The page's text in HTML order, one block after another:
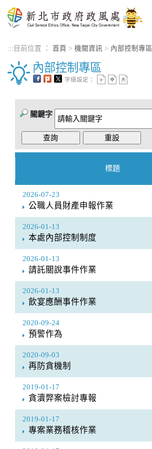
進入內容區塊
::: 目前位置 ： 首頁 > 機關資訊 > 內部控制專區
內部控制專區
字級設定：
關鍵字
標題
公職人員財產申報作業
2026-07-23
本處內部控制制度
2026-01-13
請託關說事件作業
2026-01-13
飲宴應酬事件作業
2026-01-13
預警作為
2020-09-24
再防貪機制
2020-09-03
貪瀆弊案檢討專報
2019-01-17
專案業務稽核作業
2019-01-17